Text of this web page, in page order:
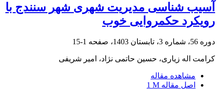
آسیب شناسی مدیریت شهری شهر سنندج با
رویکرد حکمروایی خوب
دوره 56، شماره 3، تابستان 1403، صفحه 1-15
کرامت اله زیاری، حسین حاتمی نژاد، امیر شریفی
مشاهده مقاله
اصل مقاله 1 M